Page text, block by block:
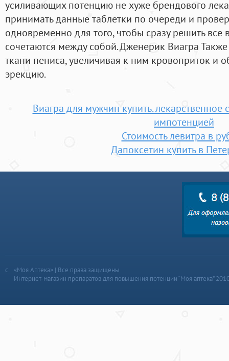
усиливающих потенцию не хуже брендового
принимать данные таблетки по очереди и
одновременно для того, чтобы сразу решить
сочетаются между собой. Дженерик Виагра Также
ткани пениса, увеличивая к ним кровоприток и
эрекцию.
Виагра для мужчин купить.
импотенцией
Стоимость левитра в
Дапоксетин купить в
«Моя Аптека» | Все права защищены
Интернет-магазин препаратов для повышения потенции “Моя аптека”